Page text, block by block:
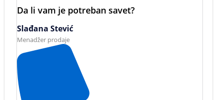
Da li vam je potreban savet?
Slađana Stević
Menadžer prodaje